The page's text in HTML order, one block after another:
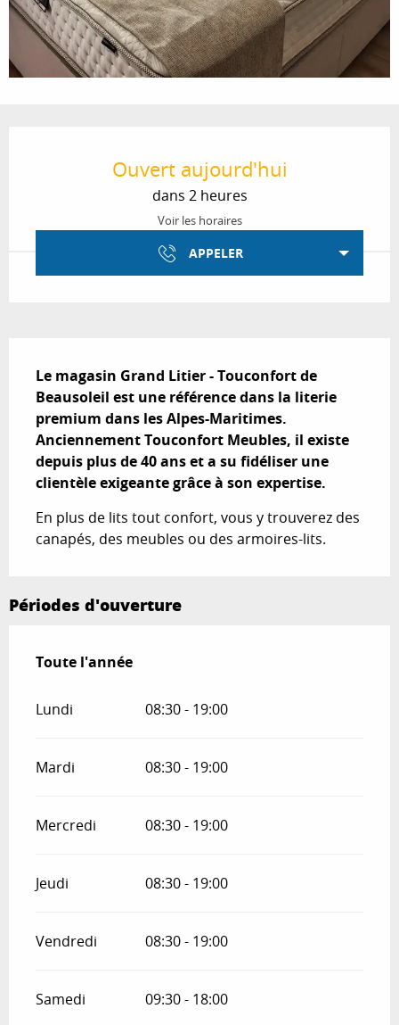
Ouvert aujourd'hui
dans 2 heures
Voir les horaires
APPELER
Le magasin Grand Litier - Touconfort de
Beausoleil est une référence dans la literie
premium dans les Alpes-Maritimes.
Anciennement Touconfort Meubles, il existe
depuis plus de 40 ans et a su fidéliser une
clientèle exigeante grâce à son expertise.
En plus de lits tout confort, vous y trouverez des
canapés, des meubles ou des armoires-lits.
Périodes d'ouverture
Toute l'année
Toute l'année
Lundi 08:30 - 19:00
Mardi 08:30 - 19:00
Mercredi 08:30 - 19:00
Jeudi 08:30 - 19:00
Vendredi 08:30 - 19:00
Samedi 09:30 - 18:00